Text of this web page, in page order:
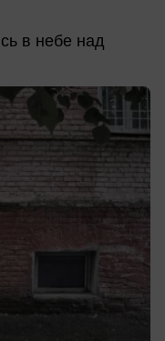
в небе над